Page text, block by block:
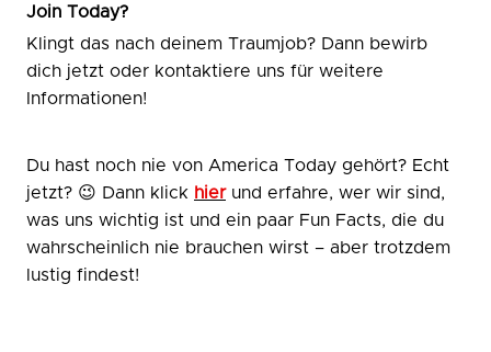
Join Today?
Klingt das nach deinem Traumjob? Dann bewirb
dich jetzt oder kontaktiere uns für weitere
Informationen!
Du hast noch nie von America Today gehört? Echt
jetzt? 😉 Dann klick hierund erfahre, wer wir sind,
was uns wichtig ist und ein paar Fun Facts, die du
wahrscheinlich nie brauchen wirst – aber trotzdem
lustig findest!